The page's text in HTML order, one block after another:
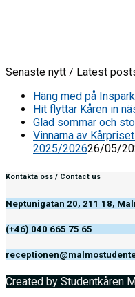
Senaste nytt / Latest
Häng med på
Hit flyttar Kåren in
Glad sommar och
Vinnarna av
2025/202626/05/
Kontakta oss / Contact us
Neptunigatan 20, 211 18,
(+46) 040 665 75 65
Created by Studentkåren